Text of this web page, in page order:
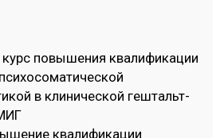
в арт-
Студия САМО
«ИППиПК»
дизайн, Высшая
Графического
с